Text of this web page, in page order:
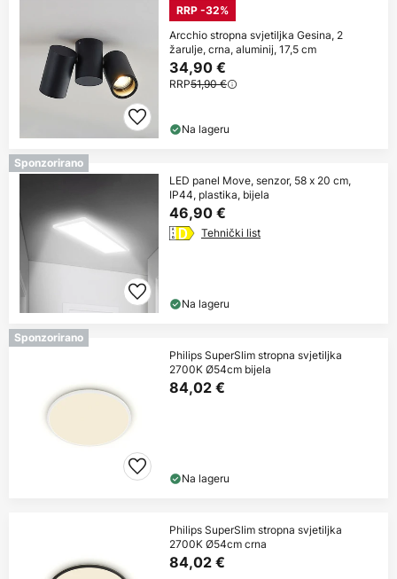
RRP -32%
Arcchio stropna svjetiljka Gesina, 2
žarulje, crna, aluminij, 17,5 cm
34,90 €
RRP51,90 €
Na lageru
Sponzorirano
LED panel Move, senzor, 58 x 20 cm,
IP44, plastika, bijela
46,90 €
Tehnički list
Na lageru
Sponzorirano
Philips SuperSlim stropna svjetiljka
2700K Ø54cm bijela
84,02 €
Na lageru
Philips SuperSlim stropna svjetiljka
2700K Ø54cm crna
84,02 €